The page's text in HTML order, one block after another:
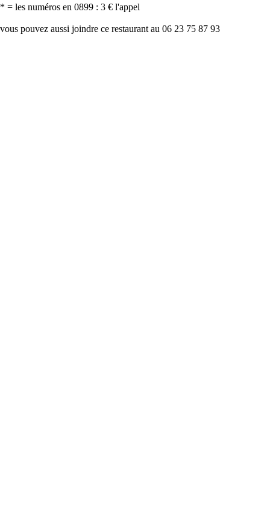
* = les numéros en 0899 : 3 € l'appel
vous pouvez aussi joindre ce restaurant au 06 23 75 87 93